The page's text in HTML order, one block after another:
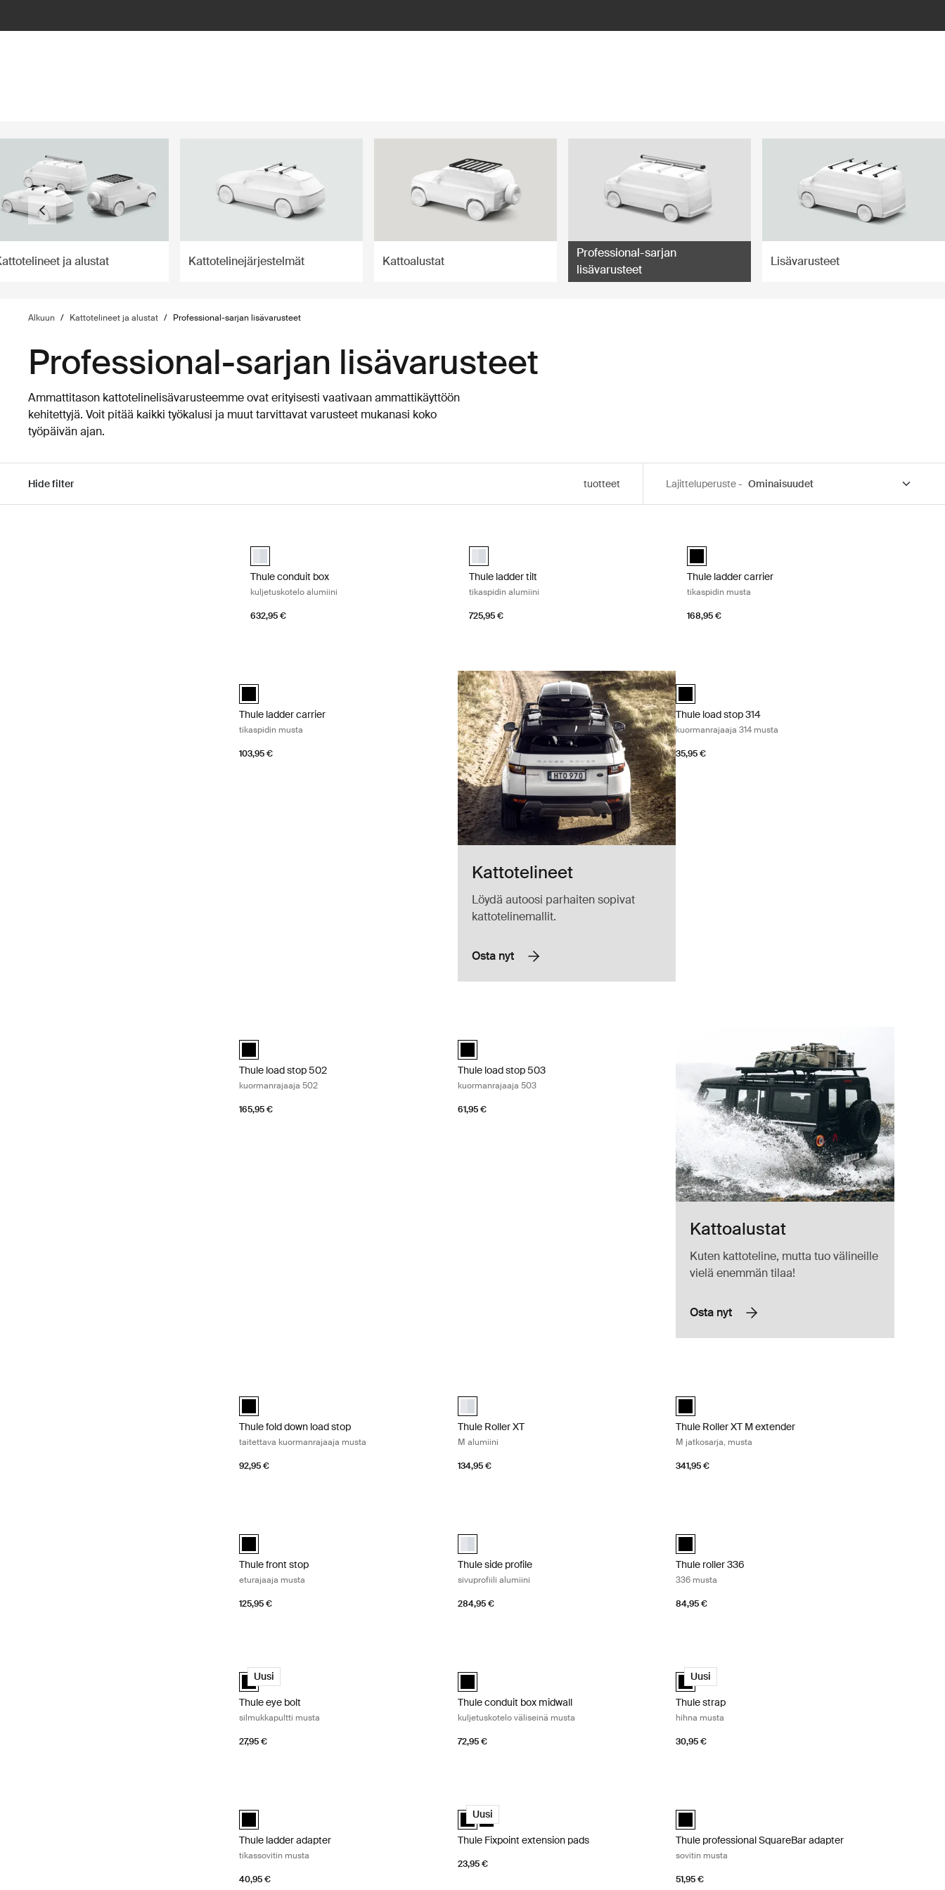
ja alustat Kattotelinejärjestelmät Kattoalustat
Professional-sarjan
lisävarusteet
Lisävarusteet
Alkuun / Kattotelineet ja alustat / Professional-sarjan lisävarusteet
Professional-sarjan lisävarusteet
Ammattitason kattotelinelisävarusteemme ovat erityisesti vaativaan ammattikäyttöön
kehitettyjä. Voit pitää kaikki työkalusi ja muut tarvittavat varusteet mukanasi koko
työpäivän ajan.
Hide filter tuotteet Lajitteluperuste -
Thule conduit box Alumiini (selected)
Thule conduit box
kuljetuskotelo alumiini
632,95 €
Thule ladder tilt Alumiini (selected)
Thule ladder tilt
tikaspidin alumiini
725,95 €
Thule ladder carrier Musta (selected)
Thule ladder carrier
tikaspidin musta
168,95 €
Thule ladder carrier Musta (selected)
Thule ladder carrier
tikaspidin musta
103,95 €
Kattotelineet
Löydä autoosi parhaiten sopivat
kattotelinemallit.
Osta nyt
Thule load stop 314 kuormanrajaaja 314 musta Black
Thule load stop 314 Musta (selected)
Thule load stop 314
kuormanrajaaja 314 musta
35,95 €
Thule load stop 502 Musta (selected)
Thule load stop 502
kuormanrajaaja 502
165,95 €
Thule load stop 503 Musta (selected)
Thule load stop 503
kuormanrajaaja 503
61,95 €
Kattoalustat
Kuten kattoteline, mutta tuo välineille
vielä enemmän tilaa!
Osta nyt
Thule fold down load stop Musta (selected)
Thule fold down load stop
taitettava kuormanrajaaja musta
92,95 €
aluminium (selected)
Thule Roller XT
M alumiini
134,95 €
Thule Roller XT M extender Musta (selected)
Thule Roller XT M extender
M jatkosarja, musta
341,95 €
Thule front stop Musta (selected)
Thule front stop
eturajaaja musta
125,95 €
Thule side profile Alumiini (selected)
Thule side profile
sivuprofiili alumiini
284,95 €
Thule roller 336 Musta (selected)
Thule roller 336
336 musta
84,95 €
Thule eye bolt silmukkapultti musta Black
Uusi
Thule eye bolt Musta (selected)
Thule eye bolt
silmukkapultti musta
27,95 €
Thule conduit box midwall kuljetuskotelo väliseinä musta Black
Thule conduit box midwall Musta (selected)
Thule conduit box midwall
kuljetuskotelo väliseinä musta
72,95 €
Thule strap hihna musta Black
Uusi
Thule strap Musta (selected)
Thule strap
hihna musta
30,95 €
Thule ladder adapter Musta (selected)
Thule ladder adapter
tikassovitin musta
40,95 €
Thule Fixpoint extension pads Black
Uusi
Thule Fixpoint extension pads Musta (selected)
Thule Fixpoint extension pads Musta
Thule Fixpoint extension pads
23,95 €
Thule professional SquareBar adapter Musta (selected)
Thule professional SquareBar adapter
sovitin musta
51,95 €